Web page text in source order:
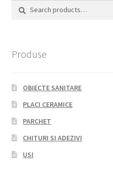
Search
Search
Produse
OBIECTE SANITARE
PLACI CERAMICE
PARCHET
CHITURI SI ADEZIVI
USI